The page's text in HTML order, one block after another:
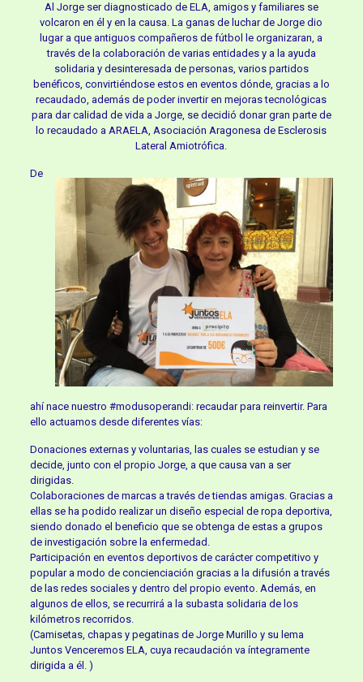
Al Jorge ser diagnosticado de ELA, amigos y familiares se
volcaron en él y en la causa. La ganas de luchar de Jorge dio
lugar a que antiguos compañeros de fútbol le organizaran, a
través de la colaboración de varias entidades y a la ayuda
solidaria y desinteresada de personas, varios partidos
benéficos, convirtiéndose estos en eventos dónde, gracias a lo
recaudado, además de poder invertir en mejoras tecnológicas
para dar calidad de vida a Jorge, se decidió donar gran parte de
lo recaudado a ARAELA, Asociación Aragonesa de Esclerosis
Lateral Amiotrófica.
De
ahí nace nuestro #modusoperandi: recaudar para reinvertir. Para
ello actuamos desde diferentes vías:
Donaciones externas y voluntarias, las cuales se estudian y se
decide, junto con el propio Jorge, a que causa van a ser
dirigidas.
Colaboraciones de marcas a través de tiendas amigas. Gracias a
ellas se ha podido realizar un diseño especial de ropa deportiva,
siendo donado el beneficio que se obtenga de estas a grupos
de investigación sobre la enfermedad.
Participación en eventos deportivos de carácter competitivo y
popular a modo de concienciación gracias a la difusión a través
de las redes sociales y dentro del propio evento. Además, en
algunos de ellos, se recurrirá a la subasta solidaria de los
kilómetros recorridos.
(Camisetas, chapas y pegatinas de Jorge Murillo y su lema
Juntos Venceremos ELA, cuya recaudación va íntegramente
dirigida a él. )